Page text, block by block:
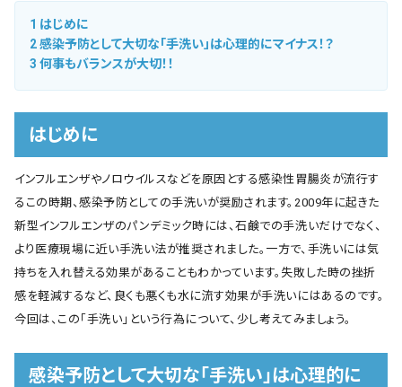
1 はじめに
2感染予防として大切な「手洗い」は心理的にマイナス！？
3 何事もバランスが大切！！
はじめに
インフルエンザやノロウイルスなどを原因とする感染性胃腸炎が流行す
るこの時期、感染予防としての手洗いが奨励されます。2009年に起きた
新型インフルエンザのパンデミック時には、石鹸での手洗いだけでなく、
より医療現場に近い手洗い法が推奨されました。一方で、手洗いには気
持ちを入れ替える効果があることもわかっています。失敗した時の挫折
感を軽減するなど、良くも悪くも水に流す効果が手洗いにはあるのです。
今回は、この「手洗い」という行為について、少し考えてみましょう。
感染予防として大切な「手洗い」は心理的に